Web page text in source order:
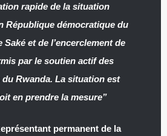
rapide de la situation
République démocratique du
et de l’encerclement de
par le soutien actif des
Rwanda. La situation est
en prendre la mesure”
permanent de la